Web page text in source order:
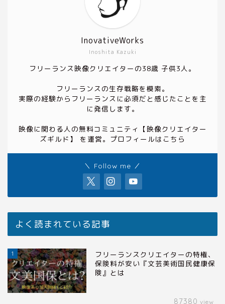
Inoshita Kazuki
InovativeWorks
フリーランス映像クリエイターの38歳 子供3人。
フリーランスの生存戦略を模索。
実際の経験からフリーランスに必須だと感じたことを主
に発信します。
映像に関わる人の無料コミュニティ
【映像クリエイター
ズギルド】
を運営。プロフィールは こちら
＼ Follow me ／
よく読まれている記事
1
フリーランスクリエイターの特権、
保険料が安い『文芸美術国民健康保
険』とは
87380 view